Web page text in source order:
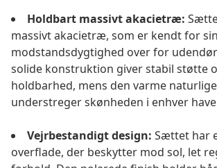
Holdbart massivt akacietræ:
massivt akacietræ, som er kendt for
modstandsdygtighed over for
solide konstruktion giver stabil støtte
holdbarhed, mens den varme
understreger skønheden i enhver
Vejrbestandigt design: Sættet har
overflade, der beskytter mod sol, let